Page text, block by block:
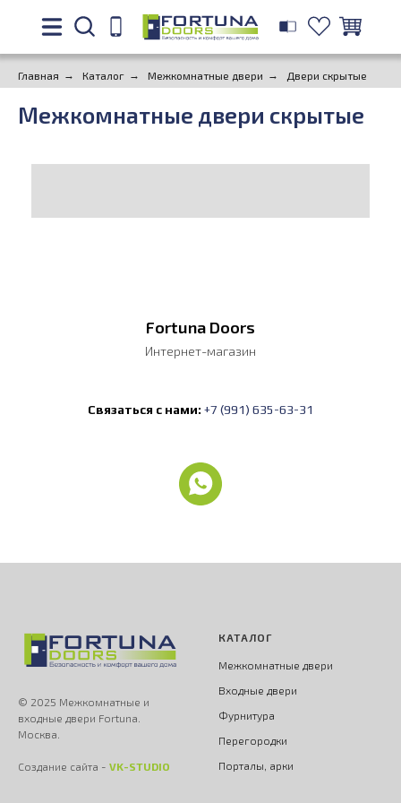
Главная → Каталог → Межкомнатные двери → Двери скрытые
Межкомнатные двери скрытые
Fortuna Doors
Интернет-магазин
Связаться с нами: +7 (991) 635-63-31
© 2025 Межкомнатные и
входные двери Fortuna.
Москва.
Создание сайта - VK-STUDIO
КАТАЛОГ
Межкомнатные двери
Входные двери
Фурнитура
Перегородки
Порталы, арки